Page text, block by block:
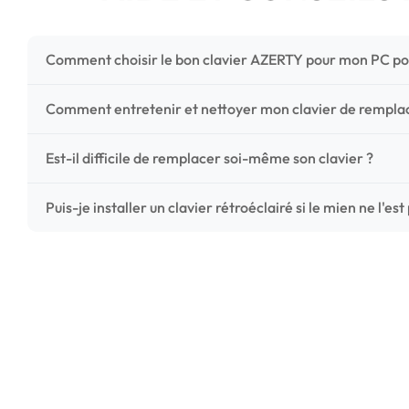
Comment choisir le bon clavier AZERTY pour mon PC
Pour ne pas vous tromper, vérifiez trois points critiques
Comment entretenir et nettoyer mon clavier de
Un entretien régulier prolonge la vie de vos touches.
Est-il difficile de remplacer soi-même son clavier ?
C'est une réparation accessible et très économique !
Puis-je installer un clavier rétroéclairé si le mien ne l'est